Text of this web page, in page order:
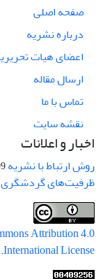
صفحه اصلی
درباره نشریه
اعضای هیات
ارسال مقاله
تماس با ما
نقشه سایت
اخبار و اعلانات
روش ارتباط با نشریه
ظرفیت‌های گردشگری
Attribution 4.0
International License
.